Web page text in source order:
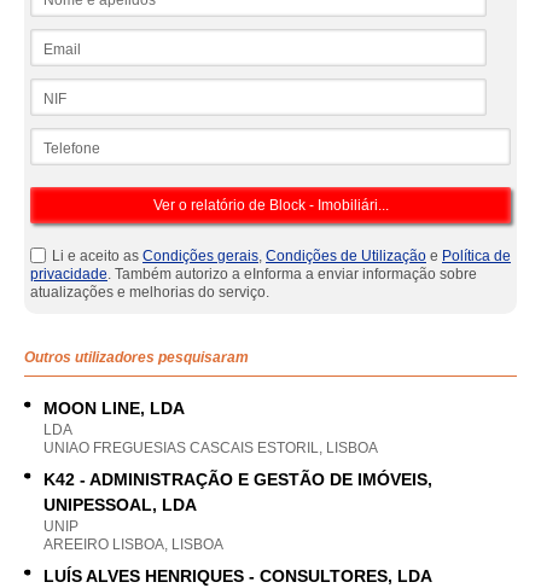
Li e aceito as Condições gerais, Condições de Utilização e Política de
privacidade. Também autorizo a eInforma a enviar informação sobre
atualizações e melhorias do serviço.
Outros utilizadores pesquisaram
MOON LINE, LDA
LDA
UNIAO FREGUESIAS CASCAIS ESTORIL, LISBOA
K42 - ADMINISTRAÇÃO E GESTÃO DE IMÓVEIS,
UNIPESSOAL, LDA
UNIP
AREEIRO LISBOA, LISBOA
LUÍS ALVES HENRIQUES - CONSULTORES, LDA